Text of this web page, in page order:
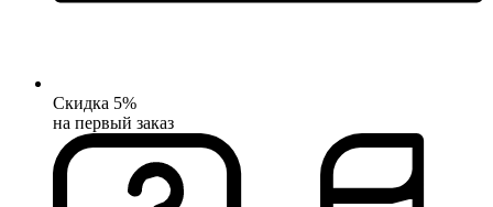
Скидка 5%
на первый заказ